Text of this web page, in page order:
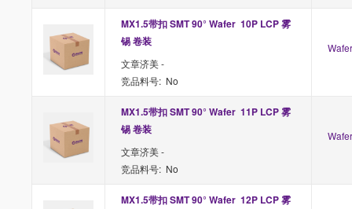
MX1.5带扣 SMT 90° Wafer  10P LCP 雾
锡 卷装
文章济美 -
竞品料号: No
MX1.5带扣 SMT 90° Wafer  11P LCP 雾
锡 卷装
文章济美 -
竞品料号: No
MX1.5带扣 SMT 90° Wafer  12P LCP 雾